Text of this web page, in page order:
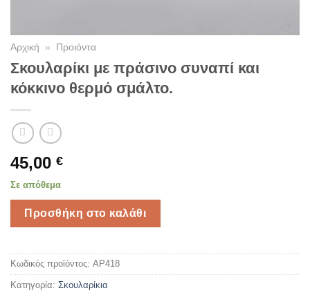
Αρχική » Προιόντα
Σκουλαρίκι με πράσινο συναπί και
κόκκινο θερμό σμάλτο.
45,00 €
Σε απόθεμα
Προσθήκη στο καλάθι
Κωδικός προϊόντος: AP418
Κατηγορία: Σκουλαρίκια